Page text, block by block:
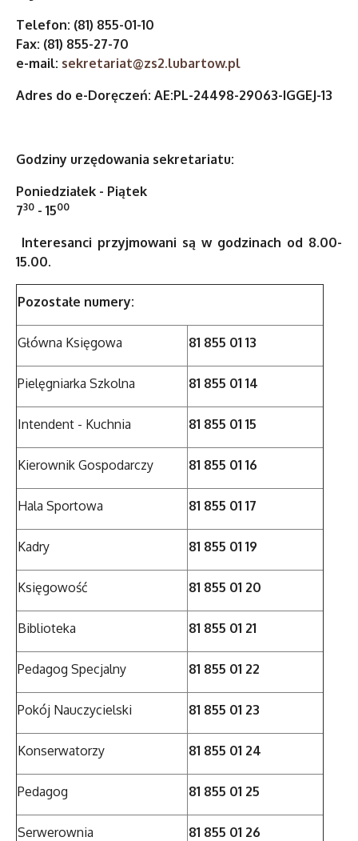
Telefon: (81) 855-01-10
Fax: (81) 855-27-70
e-mail: sekretariat@zs2.lubartow.pl
Adres do e-Doręczeń: AE:PL-24498-29063-IGGEJ-13
Godziny urzędowania sekretariatu:
Poniedziałek - Piątek
730 - 1500
Interesanci przyjmowani są w godzinach od 8.00-
15.00.
Pozostałe numery:
Główna Księgowa 81 855 01 13
Pielęgniarka Szkolna 81 855 01 14
Intendent - Kuchnia 81 855 01 15
Kierownik Gospodarczy 81 855 01 16
Hala Sportowa 81 855 01 17
Kadry 81 855 01 19
Księgowość 81 855 01 20
Biblioteka 81 855 01 21
Pedagog Specjalny 81 855 01 22
Pokój Nauczycielski 81 855 01 23
Konserwatorzy 81 855 01 24
Pedagog 81 855 01 25
Serwerownia 81 855 01 26